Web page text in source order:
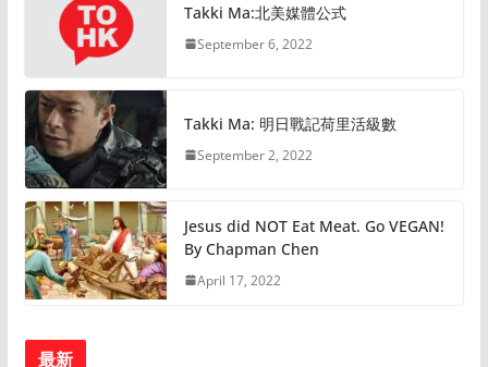
Takki Ma:北美媒體公式
September 6, 2022
Takki Ma: 明日戰記荷里活級數
September 2, 2022
Jesus did NOT Eat Meat. Go VEGAN!
By Chapman Chen
April 17, 2022
最新